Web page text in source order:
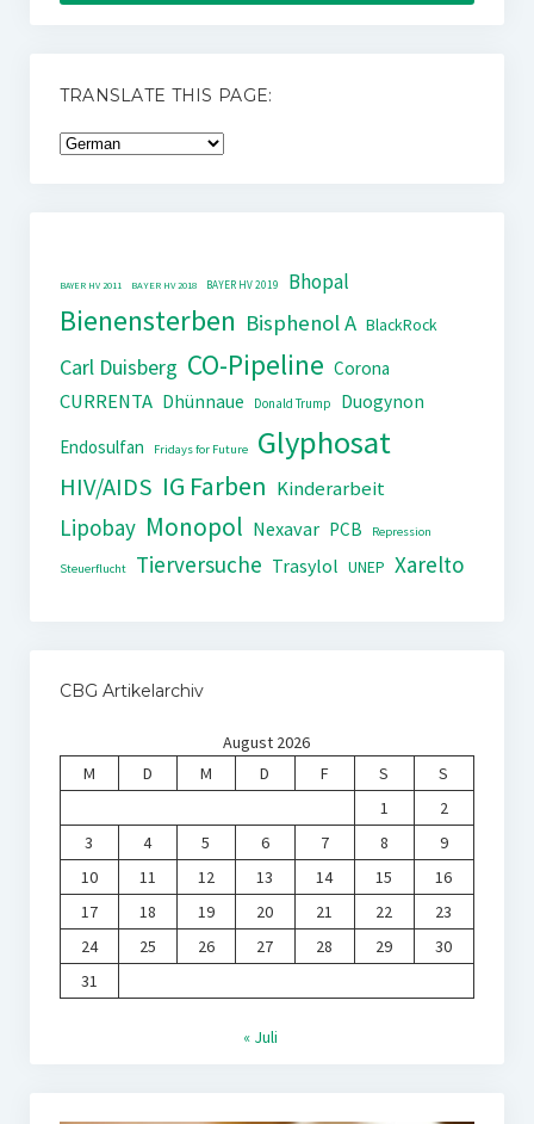
TRANSLATE THIS PAGE:
BAYER HV 2011 BAYER HV 2018 BAYER HV 2019 Bhopal
Bienensterben Bisphenol A BlackRock
Carl Duisberg CO-Pipeline Corona
CURRENTA Dhünnaue Donald Trump
Duogynon
Endosulfan
Fridays for Future Glyphosat
HIV/AIDS IG Farben Kinderarbeit
Lipobay Monopol Nexavar PCB Repression
Steuerflucht Tierversuche Trasylol UNEP Xarelto
CBG Artikelarchiv
August 2026
M
D M D F S
S
1
2
3
4 5 6 7 8
9
10
11 12 13 14 15
16
17
18 19 20 21 22
23
24
25 26 27 28 29
30
31
« Juli